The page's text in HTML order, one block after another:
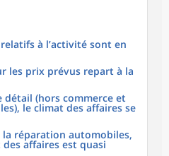
à l’activité sont en
les prix prévus repart à la
détail (hors commerce et
le climat des affaires se
la réparation automobiles,
affaires est quasi